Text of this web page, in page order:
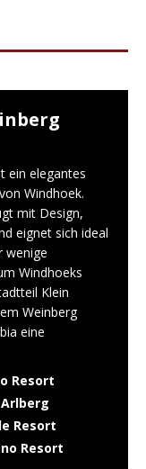
ein elegantes
Windhoek.
mit Design,
eignet sich ideal
wenige
Windhoeks
Klein
Weinberg
eine
Resort
Resort
Resort